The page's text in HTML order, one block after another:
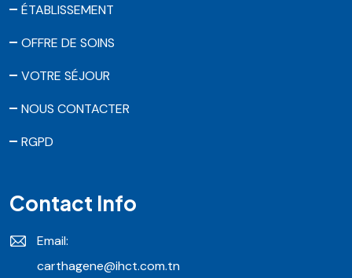
ÉTABLISSEMENT
OFFRE DE SOINS
VOTRE SÉJOUR
NOUS CONTACTER
RGPD
Contact Info
Email:
carthagene@ihct.com.tn